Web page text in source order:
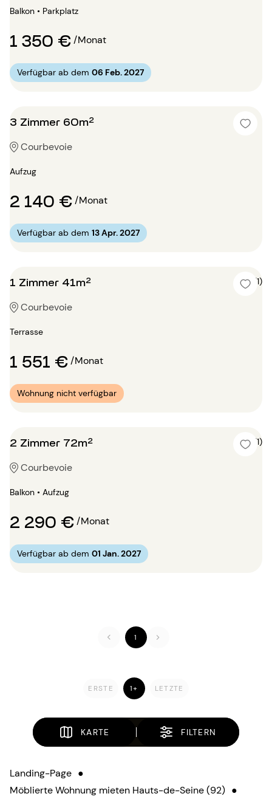
Balkon • Parkplatz
1 350 €/Monat
Verfügbar ab dem 06 Feb. 2027
3 Zimmer 60m²
Courbevoie
Aufzug
2 140 €/Monat
Verfügbar ab dem 13 Apr. 2027
1 Zimmer 41m² 5 (1)
Courbevoie
Terrasse
1 551 €/Monat
Wohnung nicht verfügbar
2 Zimmer 72m² 5 (1)
Courbevoie
Balkon • Aufzug
2 290 €/Monat
Verfügbar ab dem 01 Jan. 2027
1
ERSTE 1+ LETZTE
KARTE FILTERN
Landing-Page ●
Möblierte Wohnung mieten Hauts-de-Seine (92) ●